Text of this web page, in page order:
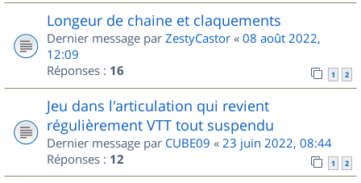
Longeur de chaine et claquements
Dernier message par ZestyCastor « 08 août 2022,
12:09
Réponses : 16 1 2
Jeu dans l'articulation qui revient
régulièrement VTT tout suspendu
Dernier message par CUBE09 « 23 juin 2022, 08:44
Réponses : 12 1 2